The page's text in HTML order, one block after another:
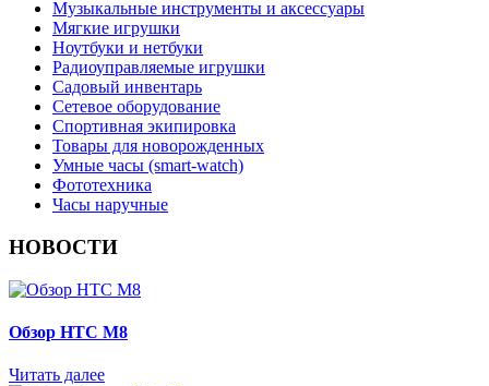
Музыкальные инструменты и аксессуары
Мягкие игрушки
Ноутбуки и нетбуки
Радиоуправляемые игрушки
Садовый инвентарь
Сетевое оборудование
Спортивная экипировка
Товары для новорожденных
Умные часы (smart-watch)
Фототехника
Часы наручные
НОВОСТИ
Обзор НТС М8
Читать далее